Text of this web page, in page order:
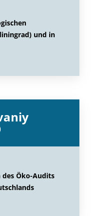
und in
des Öko-Audits